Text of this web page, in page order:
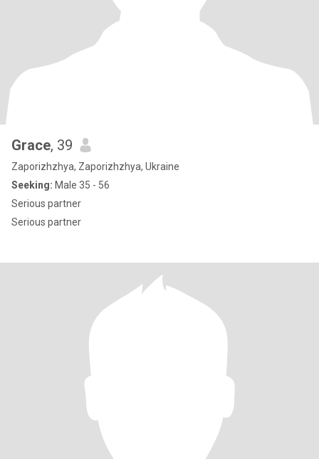
Grace, 39
Zaporizhzhya, Zaporizhzhya, Ukraine
Seeking: Male 35 - 56
Serious partner
Serious partner